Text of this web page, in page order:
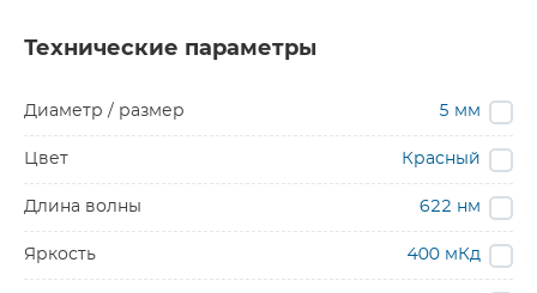
Технические параметры
Диаметр / размер 5 мм
Цвет Красный
Длина волны 622 нм
Яркость 400 мКд